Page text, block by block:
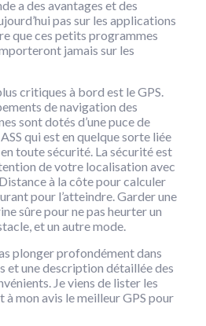
a des avantages et des
pas sur les applications
que ces petits programmes
jamais sur les
critiques à bord est le GPS.
de navigation des
sont dotés d’une puce de
qui est en quelque sorte liée
toute sécurité. La sécurité est
de votre localisation avec
à la côte pour calculer
pour l’atteindre. Garder une
sûre pour ne pas heurter un
et un autre mode.
plonger profondément dans
et une description détaillée des
Je viens de lister les
à mon avis le meilleur GPS pour